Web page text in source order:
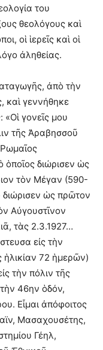
του
θεολόγους καὶ
οἱ ἱερεῖς καὶ οἱ
ἀληθείας.
ἀπὸ τὴν
καὶ γεννήθηκε
«Οἱ γονεῖς μου
τῆς Ἀραβησσοῦ
διώρισεν ὡς
τὸν Μέγαν (590-
διώρισεν ὡς πρῶτον
Αὐγουστῖνον
τὰς 2.3.1927…
εἰς τὴν
ἡλικίαν 72 ἡμερῶν)
τὴν πόλιν τῆς
46ην ὁδόν,
Εἶμαι ἀπόφοιτος
Μασαχουσέτης,
Γέηλ,